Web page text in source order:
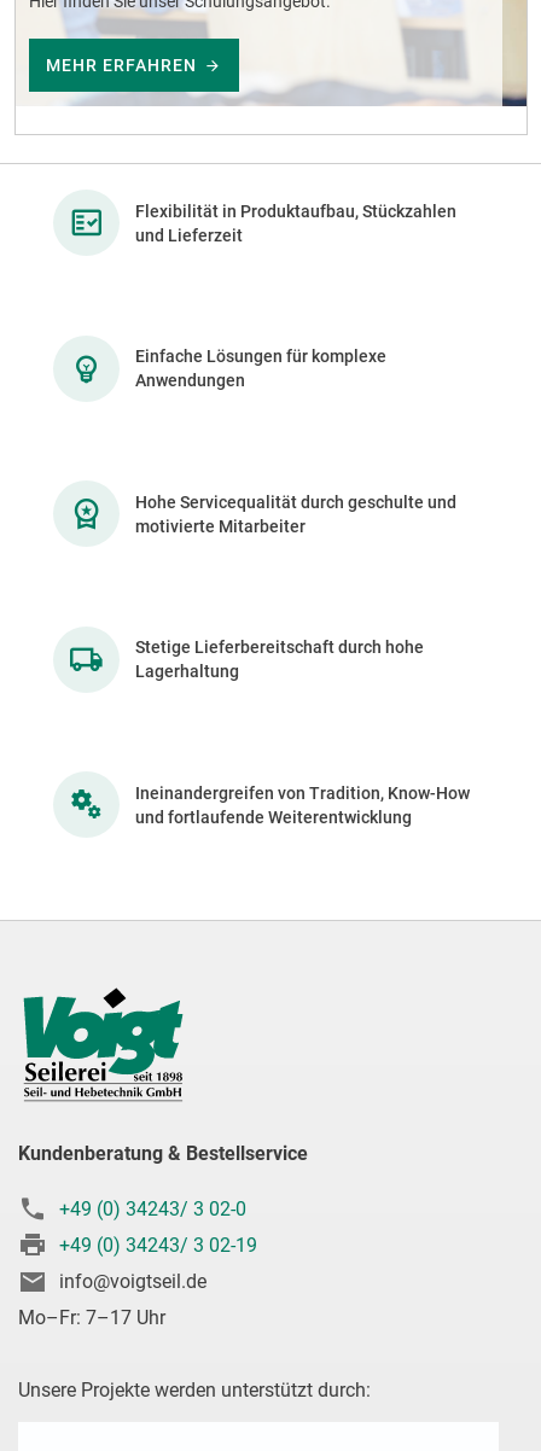
MEHR ERFAHREN
Flexibilität in Produktaufbau, Stückzahlen
und Lieferzeit
Einfache Lösungen für komplexe
Anwendungen
Hohe Servicequalität durch geschulte und
motivierte Mitarbeiter
Stetige Lieferbereitschaft durch hohe
Lagerhaltung
Ineinandergreifen von Tradition, Know-How
und fortlaufende Weiterentwicklung
Kundenberatung & Bestellservice
+49 (0) 34243/ 3 02-0
+49 (0) 34243/ 3 02-19
info@voigtseil.de
Mo–Fr: 7–17 Uhr
Unsere Projekte werden unterstützt durch: